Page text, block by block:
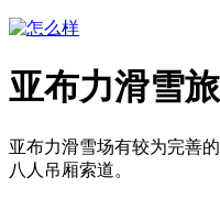
亚布力滑雪
亚布力滑雪场有较为完善
八人吊厢索道。